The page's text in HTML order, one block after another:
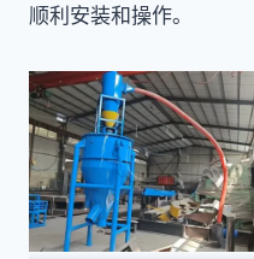
顺利安装和操作。